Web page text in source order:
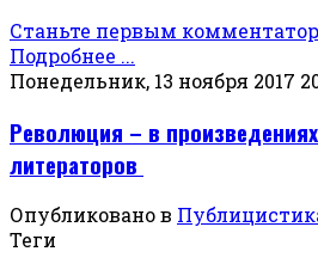
Станьте первым
Подробнее ...
Понедельник, 13 ноября 2017
Революция – в
литераторов
Опубликовано в
Теги